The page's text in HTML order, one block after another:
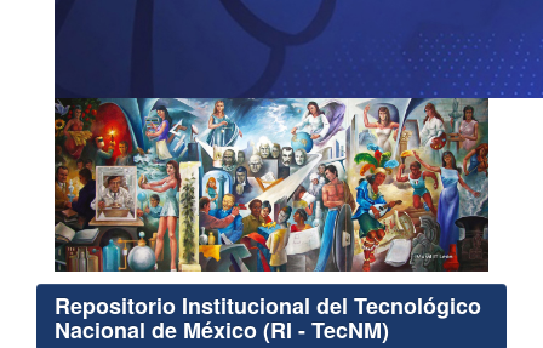
Repositorio Institucional del Tecnológico
Nacional de México (RI - TecNM)